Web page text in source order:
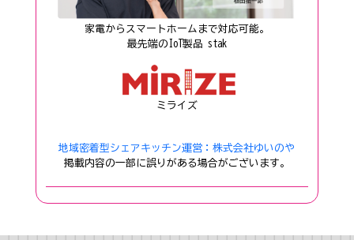
家電からスマートホームまで対応可能。
──最先端のIoT製品 stak──
ミライズ
地域密着型シェアキッチン運営：株式会社ゆいのや
掲載内容の一部に誤りがある場合がございます。